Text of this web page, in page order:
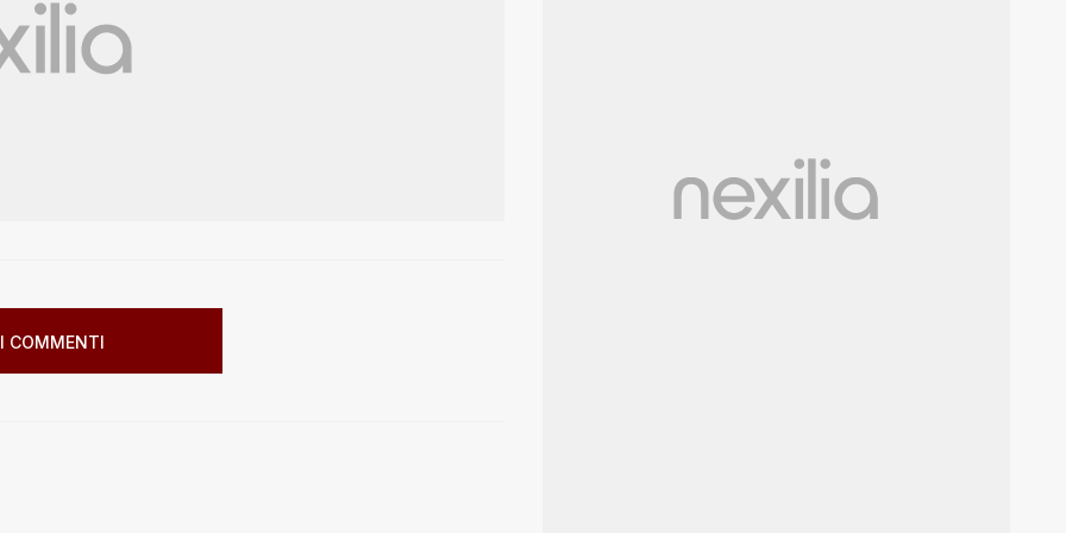
COMMENTI